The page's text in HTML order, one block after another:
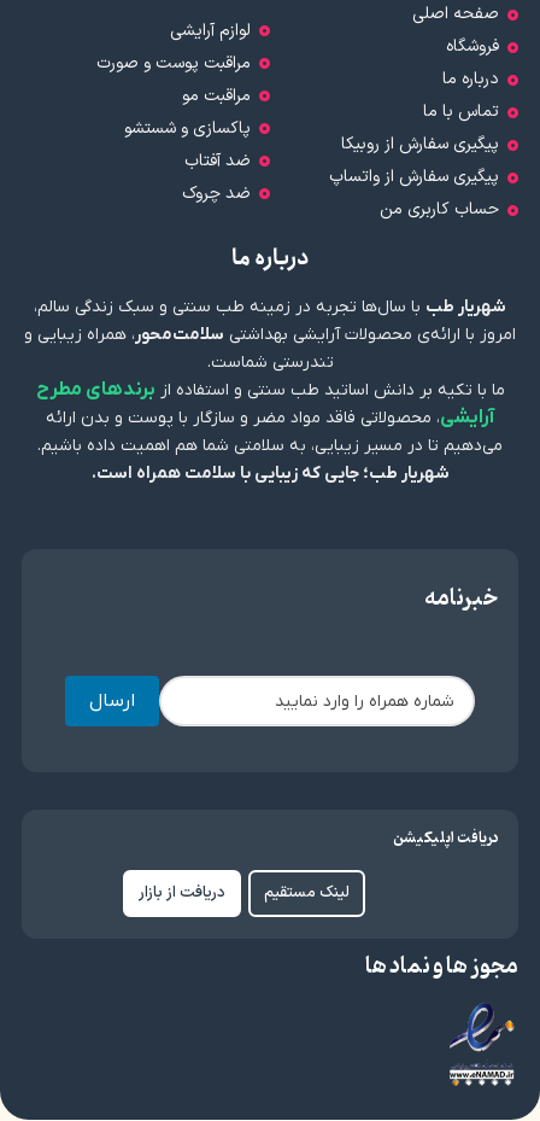
صفحه اصلی
فروشگاه
درباره ما
تماس با ما
پیگیری سفارش از روبیکا
پیگیری سفارش از واتساپ
حساب کاربری من
لوازم آرایشی
مراقبت پوست و صورت
مراقبت مو
پاکسازی و شستشو
ضد آفتاب
ضد چروک
درباره ما
شهریار طب با سال‌ها تجربه در زمینه طب سنتی و سبک زندگی سالم،
امروز با ارائه‌ی محصولات آرایشی بهداشتی سلامت‌محور، همراه زیبایی و
تندرستی شماست.
ما با تکیه بر دانش اساتید طب سنتی و استفاده از برندهای مطرح
آرایشی، محصولاتی فاقد مواد مضر و سازگار با پوست و بدن ارائه
می‌دهیم تا در مسیر زیبایی، به سلامتی شما هم اهمیت داده باشیم.
شهریار طب؛ جایی که زیبایی با سلامت همراه است.
خبرنامه
ارسال
دریافت اپلیکیشن
لینک مستقیم دریافت از بازار
مجوز ها و نماد ها